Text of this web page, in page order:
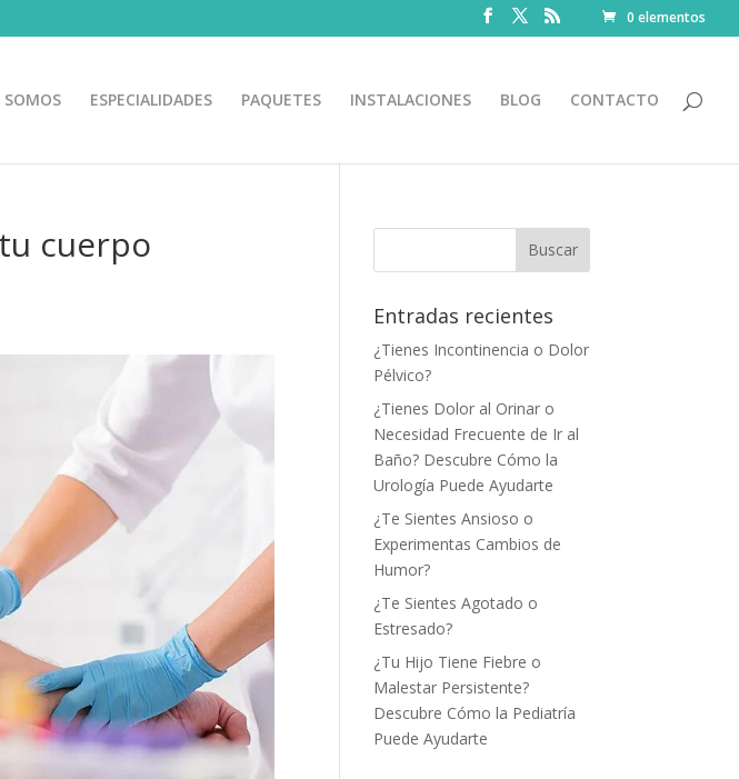
0 elementos
SOMOS ESPECIALIDADES PAQUETES INSTALACIONES BLOG CONTACTO
cuerpo
Entradas recientes
¿Tienes Incontinencia o Dolor
Pélvico?
¿Tienes Dolor al Orinar o
Necesidad Frecuente de Ir al
Baño? Descubre Cómo la
Urología Puede Ayudarte
¿Te Sientes Ansioso o
Experimentas Cambios de
Humor?
¿Te Sientes Agotado o
Estresado?
¿Tu Hijo Tiene Fiebre o
Malestar Persistente?
Descubre Cómo la Pediatría
Puede Ayudarte